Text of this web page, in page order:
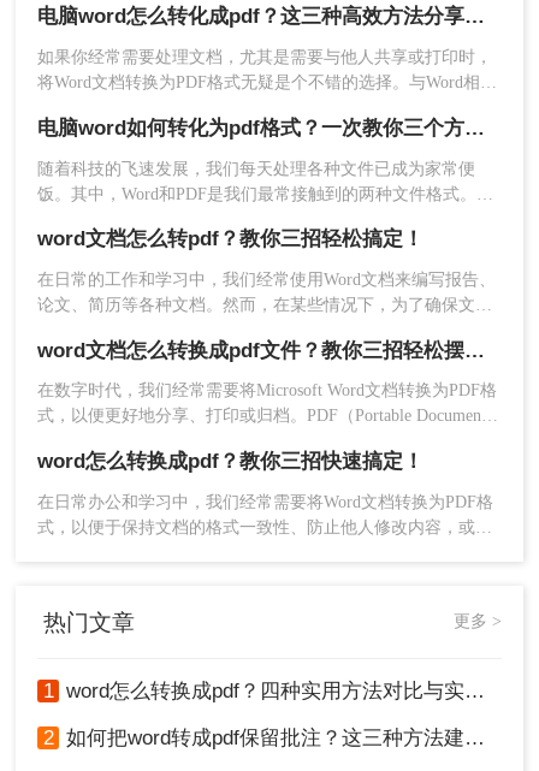
2、选择PDF转换-其他转PDF-Word/xps转PDF，然
后添加文件上传，如果转换数量很多，那么可以选
3、点击开始转换，等待转换完成即可。
成为一个重要的问题。本文将为大家介绍几种方法来实现这个
目标。
电脑word怎么转化成pdf？这三种高效方法分享给你！
如果你经常需要处理文档，尤其是需要与他人共享或打印时，
将Word文档转换为PDF格式无疑是个不错的选择。与Word相
止他人修改你的文件。那么，你可能会问，电脑word怎么转化
成pdf呢？在本篇文章中，我将向您分享一些简单而又实用的方
法。
电脑word如何转化为pdf格式？一次教你三个方法！
随着科技的飞速发展，我们每天处理各种文件已成为家常便
饭。其中，Word和PDF是我们最常接触到的两种文件格式。
跨平台、保持原格式的特性而受到欢迎。那么，电脑word如何
转化为pdf格式呢？本文将为您提供一个详尽的教程。
word文档怎么转pdf？教你三招轻松搞定！
在日常的工作和学习中，我们经常使用Word文档来编写报告、
论文、简历等各种文档。然而，在某些情况下，为了确保文档
我们可能需要将Word文档转换为PDF文件。本文将为您详细介
绍word文档怎么转pdf的几种方法。
word文档怎么转换成pdf文件？教你三招轻松摆平！
在数字时代，我们经常需要将Microsoft Word文档转换为PDF格
式，以便更好地分享、打印或归档。PDF（Portable Document
设备上都能呈现出一致的外观。那么word文档怎么转换成pdf文
件呢？以下是将Word文档转换为PDF文件的几种常用方法。
word怎么转换成pdf？教你三招快速搞定！
在日常办公和学习中，我们经常需要将Word文档转换为PDF格
式，以便于保持文档的格式一致性、防止他人修改内容，或者
热门文章 更多 >
1 word怎么转换成pdf？四种实用方法对比与实操指南（附详细表格）！
2 如何把word转成pdf保留批注？这三种方法建议收藏！